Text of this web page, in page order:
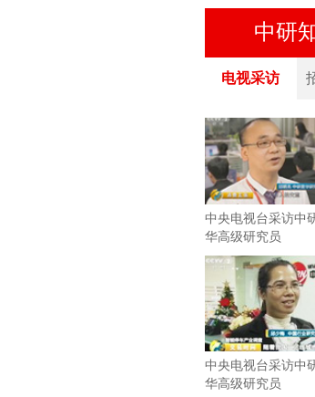
中研
电视采访
中央电视台采访中
华高级研究员
中央电视台采访中
华高级研究员